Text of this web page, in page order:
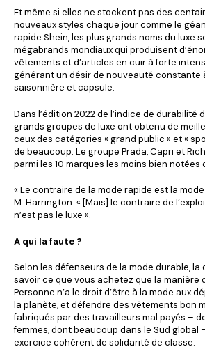
Et même si elles ne stockent pas des
nouveaux styles chaque jour comme le
rapide Shein, les plus grands noms du luxe
mégabrands mondiaux qui produisent
vêtements et d’articles en cuir à forte
générant un désir de nouveauté constante
saisonnière et capsule.
Dans l’édition 2022 de l’indice de durabilité
grands groupes de luxe ont obtenu de
ceux des catégories « grand public » et «
de beaucoup. Le groupe Prada, Capri et
parmi les 10 marques les moins bien notées
« Le contraire de la mode rapide est la
M. Harrington. « [Mais] le contraire de
n’est pas le luxe ».
A qui la faute ?
Selon les défenseurs de la mode durable, la
savoir ce que vous achetez que la manière
Personne n’a le droit d’être à la mode aux
la planète, et défendre des vêtements bon
fabriqués par des travailleurs mal payés –
femmes, dont beaucoup dans le Sud global
exercice cohérent de solidarité de classe.